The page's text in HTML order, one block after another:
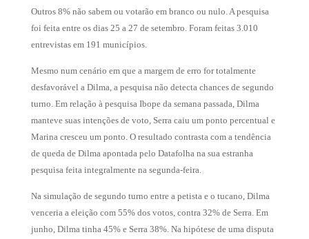
Outros 8% não sabem ou votarão em branco ou nulo. A pesquisa
foi feita entre os dias 25 a 27 de setembro. Foram feitas 3.010
entrevistas em 191 municípios.
Mesmo num cenário em que a margem de erro for totalmente
desfavorável a Dilma, a pesquisa não detecta chances de segundo
turno. Em relação à pesquisa Ibope da semana passada, Dilma
manteve suas intenções de voto, Serra caiu um ponto percentual e
Marina cresceu um ponto. O resultado contrasta com a tendência
de queda de Dilma apontada pelo Datafolha na sua estranha
pesquisa feita integralmente na segunda-feira.
Na simulação de segundo turno entre a petista e o tucano, Dilma
venceria a eleição com 55% dos votos, contra 32% de Serra. Em
junho, Dilma tinha 45% e Serra 38%. Na hipótese de uma disputa